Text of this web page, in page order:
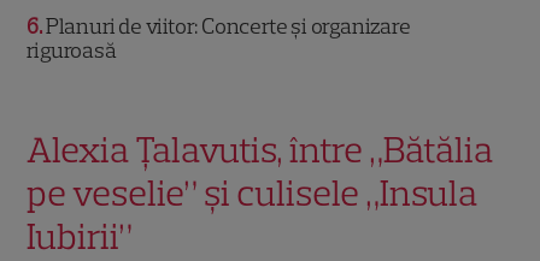
6 Planuri de viitor: Concerte și organizare
riguroasă
Alexia Țalavutis, între „Bătălia
pe veselie” și culisele „Insula
Iubirii”